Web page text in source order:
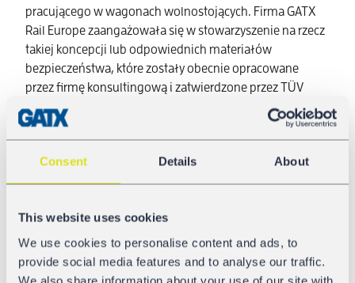
Consent Details About
This website uses cookies
We use cookies to personalise content and ads, to
provide social media features and to analyse our traffic.
We also share information about your use of our site with
pracującego w wagonach wolnostojących. Firma GATX
Rail Europe zaangażowała się w stowarzyszenie na rzecz
takiej koncepcji lub odpowiednich materiałów
bezpieczeństwa, które zostały obecnie opracowane
przez firmę konsultingową i zatwierdzone przez TÜV
Austria. Centralnym elementem nowego systemu
bezpieczeństwa jest regulowana linka bezpieczeństwa
między uprzężą bezpieczeństwa a poręczą – poprzednie
linki nie spełniały wymogów prawnych dla specjalnego
przypadku kolejowych wagonów towarowych. GATX Rail
już odpowiednie szkolenia w zakresie bezpieczeństwa
podczas prac na wysokości.
Szkolenia w zakresie bezpieczeństwa na wysokości